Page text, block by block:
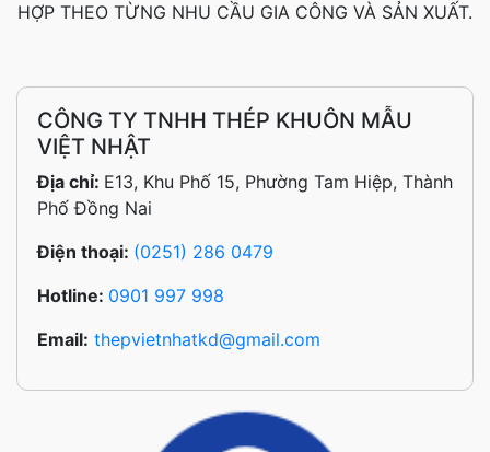
HỢP THEO TỪNG NHU CẦU GIA CÔNG VÀ SẢN XUẤT.
CÔNG TY TNHH THÉP KHUÔN MẪU
VIỆT NHẬT
Địa chỉ: E13, Khu Phố 15, Phường Tam Hiệp, Thành
Phố Đồng Nai
Điện thoại: (0251) 286 0479
Hotline: 0901 997 998
Email: thepvietnhatkd@gmail.com